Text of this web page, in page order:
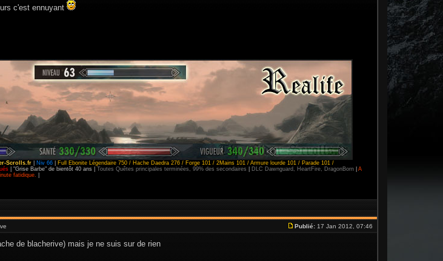
c'est ennuyant
Scrolls.fr Niv 66
Full Ebonite Légendaire 750 / Hache Daedra 276 / Forge 101 / 2Mains 101 / Armure lourde 101 / Parade 101 /
| "Grise Barbe" de bientôt 40 ans | Toutes Quêtes principales terminées, 99% des secondaires DLC Dawnguard, HeartFire, DragonBorn
A
fatidique.
Publié: 17 Jan 2012, 07:46
de blacherive) mais je ne suis sur de rien